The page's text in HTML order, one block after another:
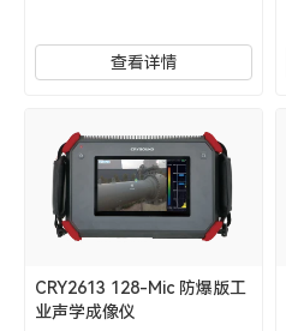
查看详情
CRY2613 128-Mic 防爆版工
业声学成像仪